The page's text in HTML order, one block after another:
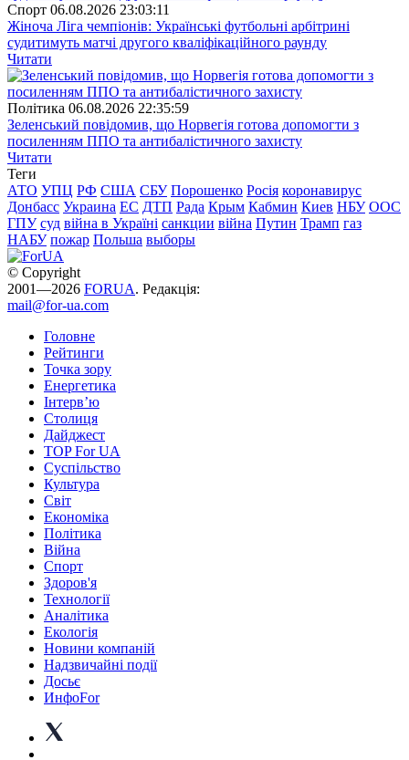
Спорт 06.08.2026 23:03:11
Жіноча Ліга чемпіонів: Українські футбольні арбітрині
судитимуть матчі другого кваліфікаційного раунду
Читати
Полiтика 06.08.2026 22:35:59
Зеленський повідомив, що Норвегія готова допомогти з
посиленням ППО та антибалістичного захисту
Читати
Теги
АТО УПЦ РФ США СБУ Порошенко Росія коронавирус
Донбасс Украина ЕС ДТП Рада Крым Кабмин Киев НБУ ООС
ГПУ суд війна в Україні санкции війна Путин Трамп газ
НАБУ пожар Польша выборы
© Copyright
2001—2026 FORUA. Редакція:
mail@for-ua.com
Головне
Рейтинги
Точка зору
Енергетика
Інтерв’ю
Столиця
Дайджест
TOP For UA
Суспiльство
Культура
Світ
Економіка
Політика
Війна
Спорт
Здоров'я
Технології
Аналітика
Екологія
Новини компаній
Надзвичайні події
Досьє
ИнфоFor